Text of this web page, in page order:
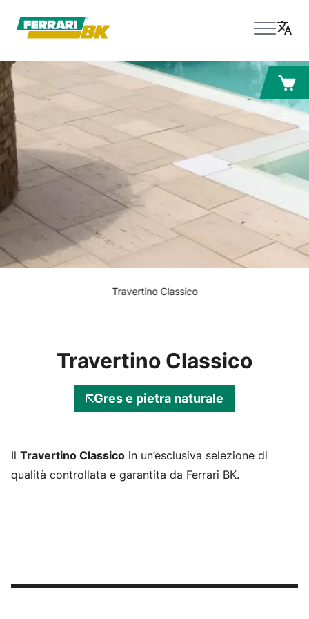
Travertino Classico
Travertino Classico
Gres e pietra naturale
Il Travertino Classico in un’esclusiva selezione di
qualità controllata e garantita da Ferrari BK.